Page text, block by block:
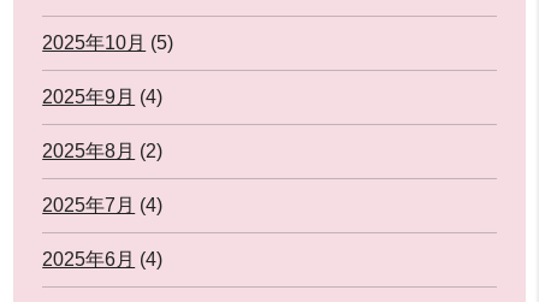
2025年10月 (5)
2025年9月 (4)
2025年8月 (2)
2025年7月 (4)
2025年6月 (4)